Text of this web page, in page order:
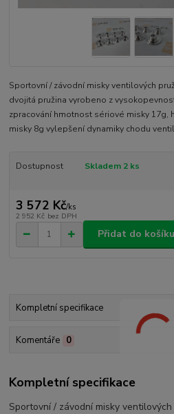
Sportovní / závodní misky ventilových
dvojitá pružina vyrobeno z
zpracování hmotnost sériové misky 17g,
misky 8g vylepšení dynamiky chodu
Dostupnost Skladem 2 ks
3 572 Kč/ks
2 952 Kč bez DPH
Přidat do košíku
Kompletní specifikace
Komentáře 0
Kompletní specifikace
Sportovní / závodní misky ventilových